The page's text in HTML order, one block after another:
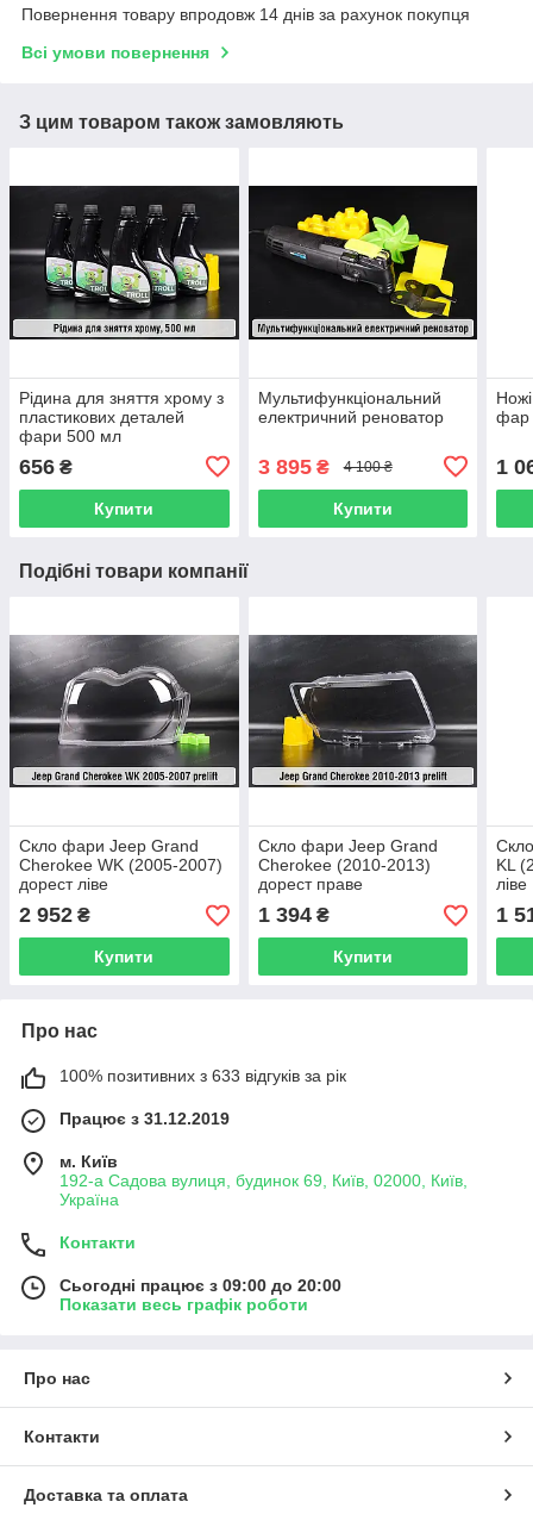
Повернення товару впродовж 14 днів за рахунок покупця
Всі умови повернення
З цим товаром також замовляють
Рідина для зняття хрому з
пластикових деталей
фари 500 мл
656 ₴
Купити
Мультифункціональний
електричний реноватор
3 895₴ 4 100 ₴
Купити
фар
1
Подібні товари компанії
Скло фари Jeep Grand
Cherokee WK (2005-2007)
дорест ліве
2 952 ₴
Купити
Скло фари Jeep Grand
Cherokee (2010-2013)
дорест праве
1 394₴
Купити
KL
ліве
1
Про нас
100% позитивних з 633 відгуків за рік
Працює з 31.12.2019
м. Київ
192-а Садова вулиця, будинок 69, Київ, 02000, Київ,
Україна
Контакти
Сьогодні працює з 09:00 до 20:00
Показати весь графік роботи
Про нас
Контакти
Доставка та оплата